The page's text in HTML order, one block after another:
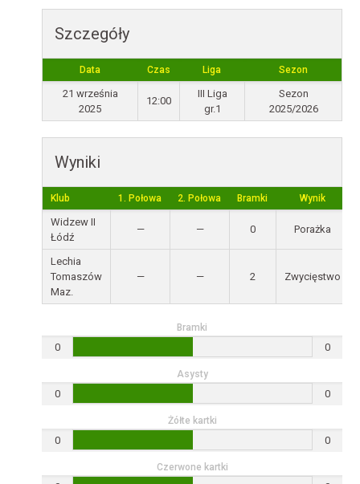
Szczegóły
Data Czas Liga Sezon
21 września
2025
12:00
III Liga
gr.1
Sezon
2025/2026
Wyniki
Klub 1. Połowa 2. Połowa Bramki Wynik
Widzew II
Łódź
— — 0 Porażka
Lechia
Tomaszów
Maz.
— — 2 Zwycięstwo
Bramki
0 0
Asysty
0 0
Żółte kartki
0 0
Czerwone kartki